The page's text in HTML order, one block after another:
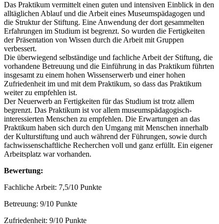
Das Praktikum vermittelt einen guten und intensiven Einblick in den
alltäglichen Ablauf und die Arbeit eines Museumspädagogen und
die Struktur der Stiftung. Eine Anwendung der dort gesammelten
Erfahrungen im Studium ist begrenzt. So wurden die Fertigkeiten
der Präsentation von Wissen durch die Arbeit mit Gruppen
verbessert.
Die überwiegend selbständige und fachliche Arbeit der Stiftung, die
vorhandene Betreuung und die Einführung in das Praktikum führten
insgesamt zu einem hohen Wissenserwerb und einer hohen
Zufriedenheit im und mit dem Praktikum, so dass das Praktikum
weiter zu empfehlen ist.
Der Neuerwerb an Fertigkeiten für das Studium ist trotz allem
begrenzt. Das Praktikum ist vor allem museumspädagogisch-
interessierten Menschen zu empfehlen. Die Erwartungen an das
Praktikum haben sich durch den Umgang mit Menschen innerhalb
der Kulturstiftung und auch während der Führungen, sowie durch
fachwissenschaftliche Recherchen voll und ganz erfüllt. Ein eigener
Arbeitsplatz war vorhanden.
Bewertung:
Fachliche Arbeit: 7,5/10 Punkte
Betreuung: 9/10 Punkte
Zufriedenheit: 9/10 Punkte